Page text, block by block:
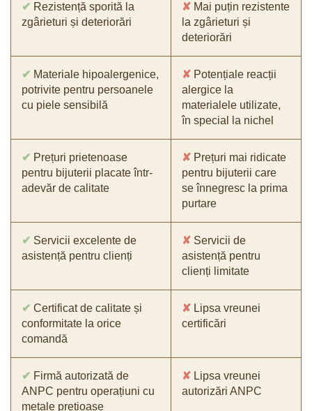
✔ Rezistență sporită la
zgârieturi și deteriorări
✘ Mai puțin rezistente
la zgârieturi și
deteriorări
✔ Materiale hipoalergenice,
potrivite pentru persoanele
cu piele sensibilă
✘ Potențiale reacții
alergice la
materialele utilizate,
în special la nichel
✔ Prețuri prietenoase
pentru bijuterii placate într-
adevăr de calitate
✘ Prețuri mai ridicate
pentru bijuterii care
se înnegresc la prima
purtare
✔ Servicii excelente de
asistență pentru clienți
✘ Servicii de
asistență pentru
clienți limitate
✔ Certificat de calitate și
conformitate la orice
comandă
✘ Lipsa vreunei
certificări
✔ Firmă autorizată de
ANPC pentru operațiuni cu
metale prețioase
✘ Lipsa vreunei
autorizări ANPC